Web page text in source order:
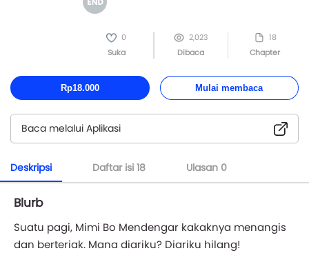
0
Suka
2,023
Dibaca
18
Chapter
Rp18.000 Mulai membaca
Baca melalui Aplikasi
Deskripsi Daftar isi 18 Ulasan 0
Blurb
Suatu pagi, Mimi Bo Mendengar kakaknya menangis
dan berteriak. Mana diariku? Diariku hilang!